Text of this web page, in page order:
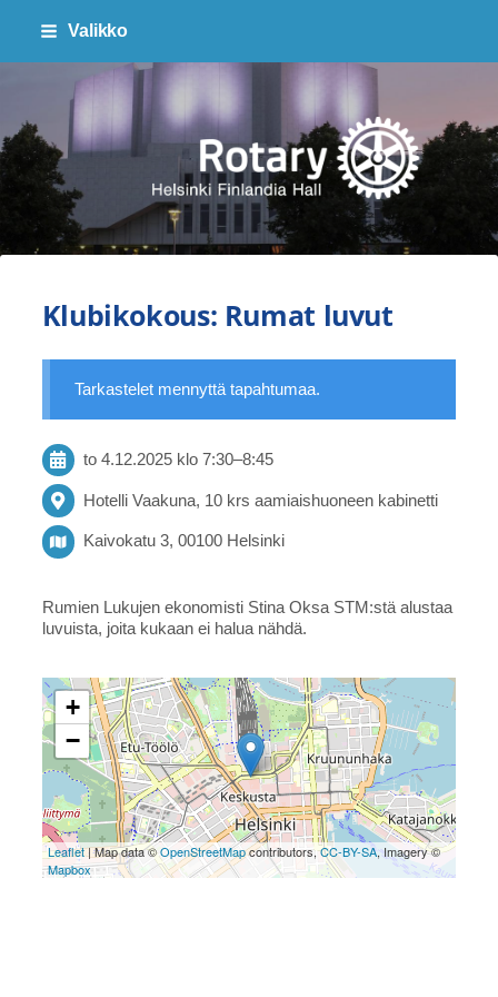
Siirry
sivun
sisältöön
Valikko
Finlandia Hall Rotaryklubi ry
Klubikokous: Rumat luvut
Tarkastelet mennyttä tapahtumaa.
to 4.12.2025 klo 7:30–8:45
Hotelli Vaakuna, 10 krs aamiaishuoneen kabinetti
Kaivokatu 3, 00100 Helsinki
Rumien Lukujen ekonomisti Stina Oksa STM:stä alustaa
luvuista, joita kukaan ei halua nähdä.
+
−
Leaflet| Map data ©OpenStreetMapcontributors,CC-BY-SA, Imagery ©
Mapbox